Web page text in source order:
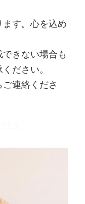
す。心を込め
きない場合も
ださい。
連絡くださ